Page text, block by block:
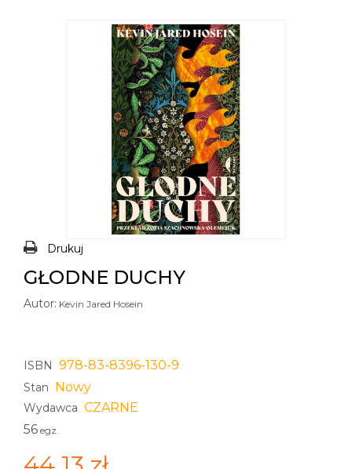
Drukuj
GŁODNE DUCHY
Autor: Kevin Jared Hosein
ISBN 978-83-8396-130-9
Stan Nowy
Wydawca CZARNE
56 egz.